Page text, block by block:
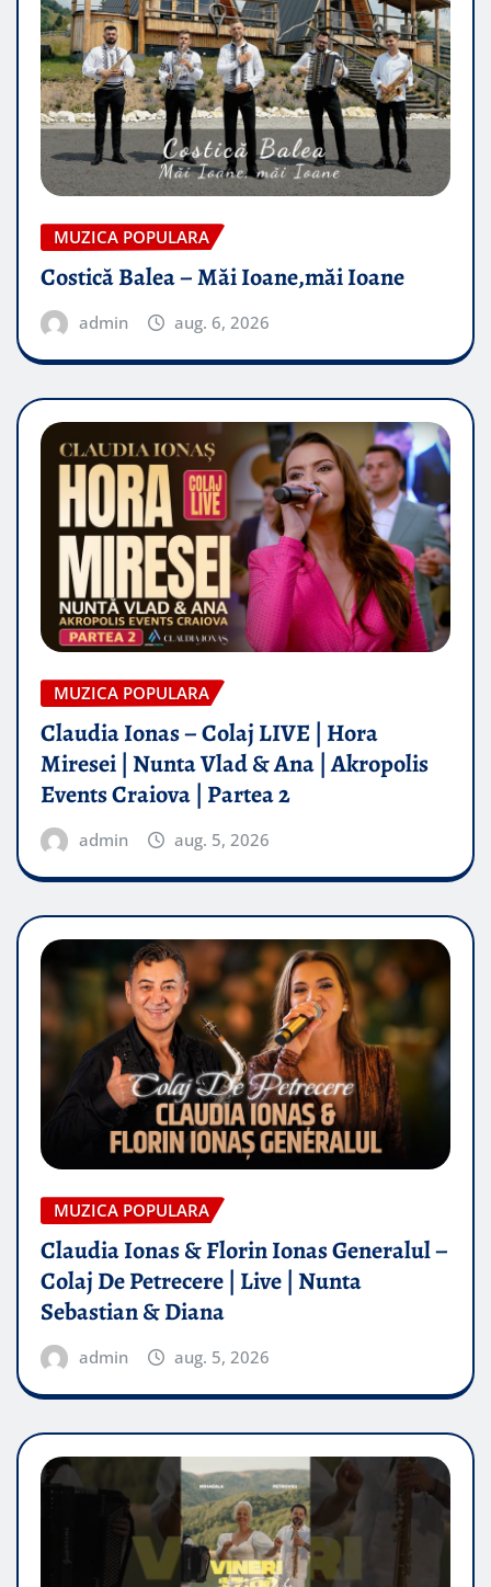
MUZICA POPULARA
Costică Balea – Măi Ioane,măi Ioane
admin aug. 6, 2026
MUZICA POPULARA
Claudia Ionas – Colaj LIVE | Hora
Miresei | Nunta Vlad & Ana | Akropolis
Events Craiova | Partea 2
admin aug. 5, 2026
MUZICA POPULARA
Claudia Ionas & Florin Ionas Generalul –
Colaj De Petrecere | Live | Nunta
Sebastian & Diana
admin aug. 5, 2026